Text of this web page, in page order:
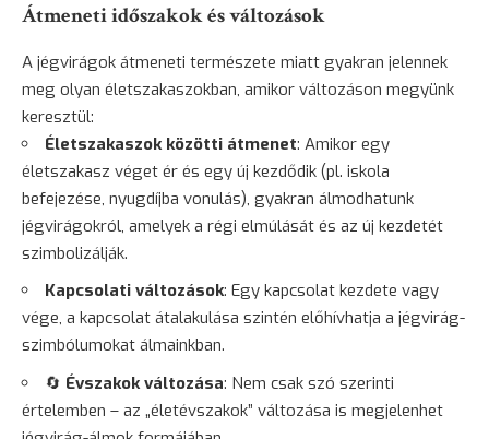
Átmeneti időszakok és változások
A jégvirágok átmeneti természete miatt gyakran jelennek
meg olyan életszakaszokban, amikor változáson megyünk
keresztül:
Életszakaszok közötti átmenet: Amikor egy
életszakasz véget ér és egy új kezdődik (pl. iskola
befejezése, nyugdíjba vonulás), gyakran álmodhatunk
jégvirágokról, amelyek a régi elmúlását és az új kezdetét
szimbolizálják.
Kapcsolati változások: Egy kapcsolat kezdete vagy
vége, a kapcsolat átalakulása szintén előhívhatja a jégvirág-
szimbólumokat álmainkban.
🔄 Évszakok változása: Nem csak szó szerinti
értelemben – az „életévszakok” változása is megjelenhet